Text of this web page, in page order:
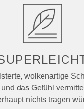
wolkenartige
das Gefühl
nichts tragen